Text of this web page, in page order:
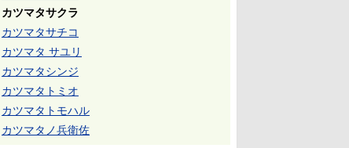
カツマタサクラ
カツマタサチコ
カツマタ サユリ
カツマタシンジ
カツマタトミオ
カツマタトモハル
カツマタノ兵衛佐